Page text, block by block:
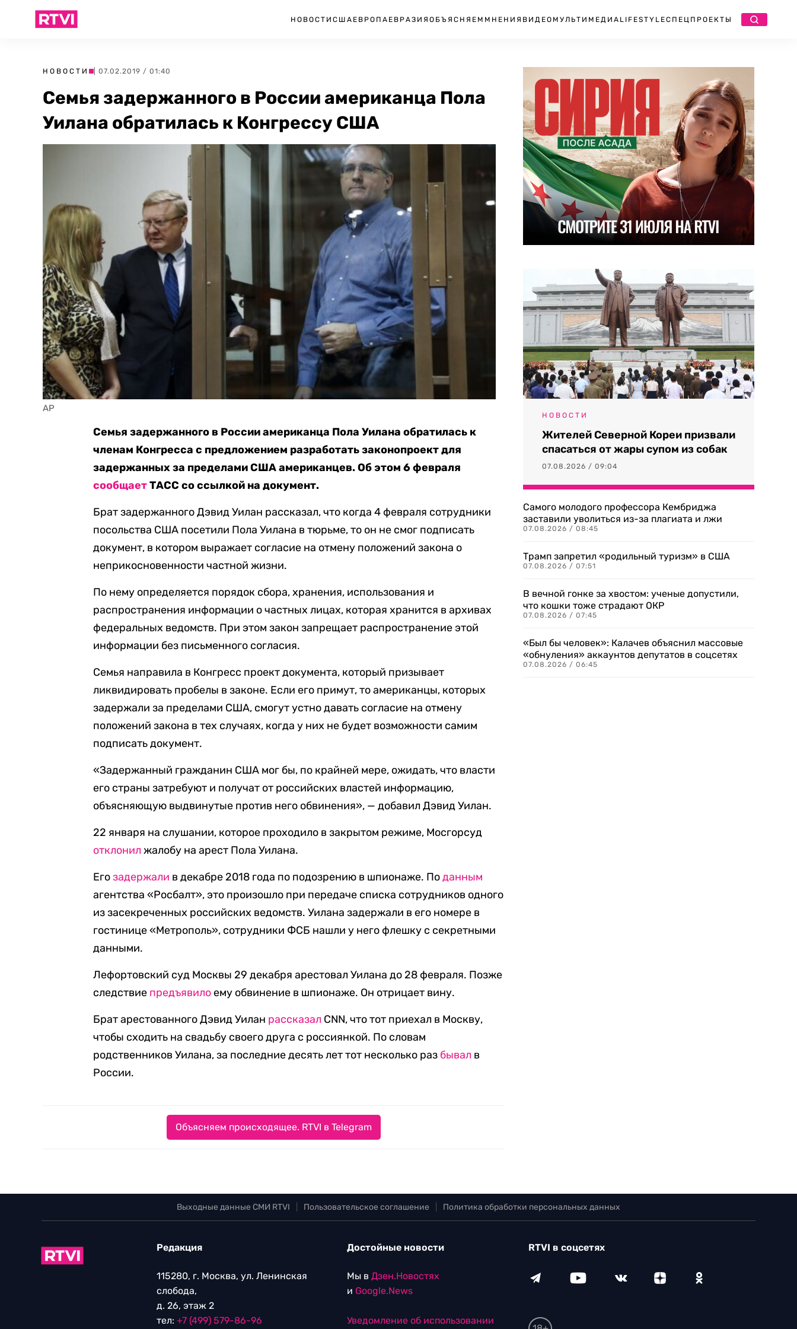
НОВОСТИ США ЕВРОПА ЕВРАЗИЯ ОБЪЯСНЯЕМ МНЕНИЯ ВИДЕО МУЛЬТИМЕДИА LIFESTYLEСПЕЦПРОЕКТЫ
НОВОСТИ | 07.02.2019 / 01:40
Семья задержанного в России американца Пола
Уилана обратилась к Конгрессу США
AP
Семья задержанного в России американца Пола Уилана обратилась к
членам Конгресса с предложением разработать законопроект для
задержанных за пределами США американцев. Об этом 6 февраля
сообщаетТАСС со ссылкой на документ.
Брат задержанного Дэвид Уилан рассказал, что когда 4 февраля сотрудники
посольства США посетили Пола Уилана в тюрьме, то он не смог подписать
документ, в котором выражает согласие на отмену положений закона о
неприкосновенности частной жизни.
По нему определяется порядок сбора, хранения, использования и
распространения информации о частных лицах, которая хранится в архивах
федеральных ведомств. При этом закон запрещает распространение этой
информации без письменного согласия.
Семья направила в Конгресс проект документа, который призывает
ликвидировать пробелы в законе. Если его примут, то американцы, которых
задержали за пределами США, смогут устно давать согласие на отмену
положений закона в тех случаях, когда у них не будет возможности самим
подписать документ.
«Задержанный гражданин США мог бы, по крайней мере, ожидать, что власти
его страны затребуют и получат от российских властей информацию,
объясняющую выдвинутые против него обвинения», — добавил Дэвид Уилан.
22 января на слушании, которое проходило в закрытом режиме, Мосгорсуд
отклонил жалобу на арест Пола Уилана.
Егозадержали в декабре 2018 года по подозрению в шпионаже. Поданным
агентства «Росбалт», это произошло при передаче списка сотрудников одного
из засекреченных российских ведомств. Уилана задержали в его номере в
гостинице «Метрополь», сотрудники ФСБ нашли у него флешку с секретными
данными.
Лефортовский суд Москвы 29 декабря арестовал Уилана до 28 февраля. Позже
следствие предъявилоему обвинение в шпионаже. Он отрицает вину.
Брат арестованного Дэвид Уилан рассказал CNN, что тот приехал в Москву,
чтобы сходить на свадьбу своего друга с россиянкой. По словам
родственников Уилана, за последние десять лет тот несколько раз бывал в
России.
Объясняем происходящее. RTVI в Telegram
НОВОСТИ
Жителей Северной Кореи призвали
спасаться от жары супом из собак
07.08.2026 / 09:04
Самого молодого профессора Кембриджа
заставили уволиться из-за плагиата и лжи
07.08.2026 / 08:45
Трамп запретил «родильный туризм» в США
07.08.2026 / 07:51
В вечной гонке за хвостом: ученые допустили,
что кошки тоже страдают ОКР
07.08.2026 / 07:45
«Был бы человек»: Калачев объяснил массовые
«обнуления» аккаунтов депутатов в соцсетях
07.08.2026 / 06:45
Выходные данные СМИ RTVI Пользовательское соглашение Политика обработки персональных данных
Редакция
115280, г. Москва, ул. Ленинская
слобода,
д. 26, этаж 2
тел: +7 (499) 579-86-96
Достойные новости
Мы в Дзен.Новостях
и Google.News
Уведомление об использовании
RTVI в соцсетях